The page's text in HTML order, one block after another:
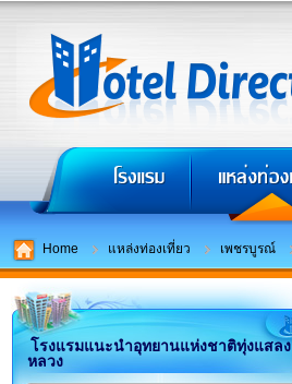
Home แหล่งท่องเที่ยว เพชรบูรณ์
โรงแรมแนะนำอุทยานแห่งชาติทุ่งแสลง
หลวง